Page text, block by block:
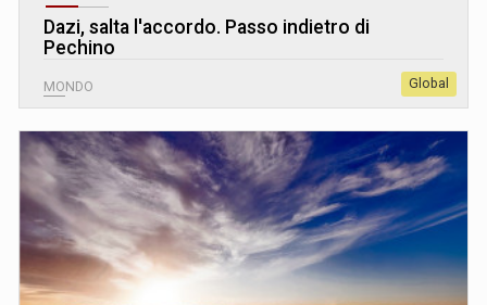
Dazi, salta l'accordo. Passo indietro di
Pechino
MONDO Global